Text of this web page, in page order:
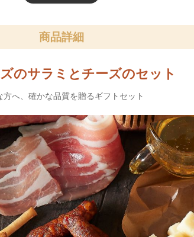
商品詳細
のサラミとチーズのセット
方へ、確かな品質を贈るギフトセット